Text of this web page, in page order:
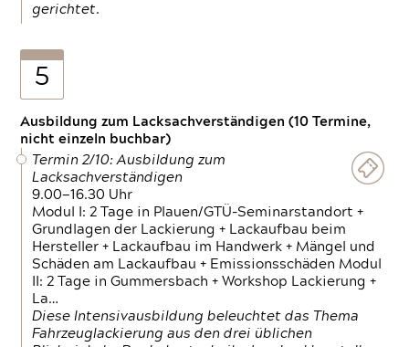
gerichtet.
5
Ausbildung zum Lacksachverständigen (10 Termine,
nicht einzeln buchbar)
Termin 2/10: Ausbildung zum
Lacksachverständigen
9.00—16.30 Uhr
Modul I: 2 Tage in Plauen/GTÜ-Seminarstandort +
Grundlagen der Lackierung + Lackaufbau beim
Hersteller + Lackaufbau im Handwerk + Mängel und
Schäden am Lackaufbau + Emissionsschäden Modul
II: 2 Tage in Gummersbach + Workshop Lackierung +
La…
Diese Intensivausbildung beleuchtet das Thema
Fahrzeuglackierung aus den drei üblichen